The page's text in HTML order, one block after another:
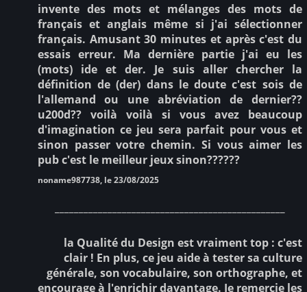
invente des mots et mélanges des mots de
français et anglais même si j'ai sélectionner
français. Amusant 30 minutes et après c'est du
essais erreur. Ma dernière partie j'ai eu les
(mots) ide et der. Je suis aller chercher la
définition de (der) dans le doute c'est sois de
l'allemand ou une abréviation de dernier??
u200d?? voilà voilà si vous avez beaucoup
d'imagination ce jeu sera parfait pour vous et
sinon passer votre chemin. Si vous aimer les
pub c'est le meilleur jeux sinon??????
noname987738, le 23/08/2025
la Qualité du Design est vraiment top : c'est
clair ! En plus, ce jeu aide à tester sa culture
générale, son vocabulaire, son orthographe, et
encourage à l'enrichir davantage. Je remercie les